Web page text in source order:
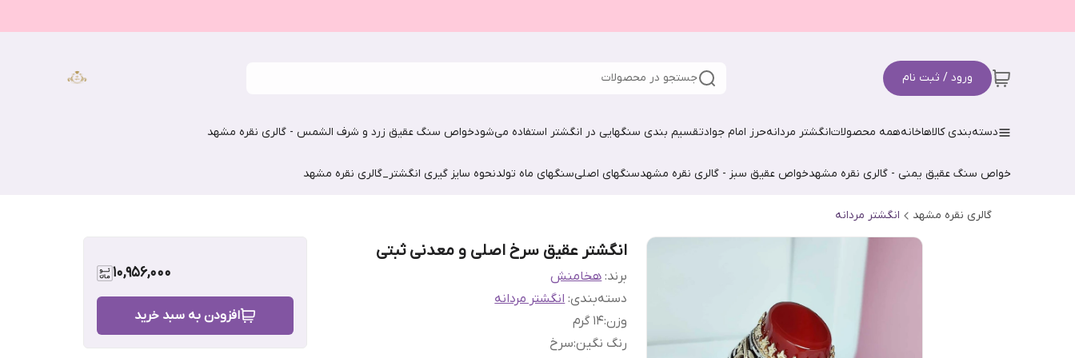
ورود / ثبت نام جستجو در محصولات
دسته‌بندی کالاهاخانههمه محصولاتانگشتر مردانهحرز امام جوادتقسیم بندی سنگهایی در انگشتر استفاده می‌شودخواص سنگ عقیق زرد و شرف الشمس - گالری نقره مشهد
خواص سنگ عقیق یمنی - گالری نقره مشهدخواص عقیق سبز - گالری نقره مشهدسنگهای اصلیسنگهای ماه تولدنحوه سایز گیری انگشتر_گالری نقره مشهد
گالری نقره مشهد انگشتر مردانه
انگشتر عقیق سرخ اصلی و معدنی ثبتی
برند: هخامنش
دسته‌بندی:انگشتر مردانه
وزن:۱۴ گرم
رنگ نگین:سرخ
10,956,000
افزودن به سبد خرید